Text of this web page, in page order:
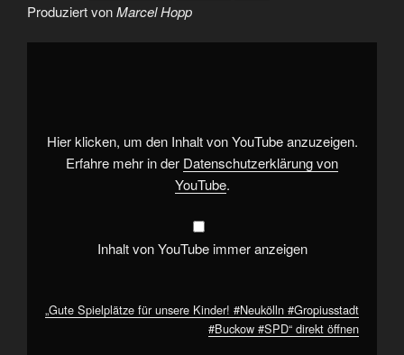
Produziert vonMarcel Hopp
„Gute
#Buckow
#SPD“
YouTube
Hier klicken, um den Inhalt von YouTube anzuzeigen.
Erfahre mehr in der Datenschutzerklärung von
YouTube.
Inhalt von YouTube immer anzeigen
„Gute Spielplätze für unsere Kinder! #Neukölln #Gropiusstadt
#Buckow #SPD“ direkt öffnen